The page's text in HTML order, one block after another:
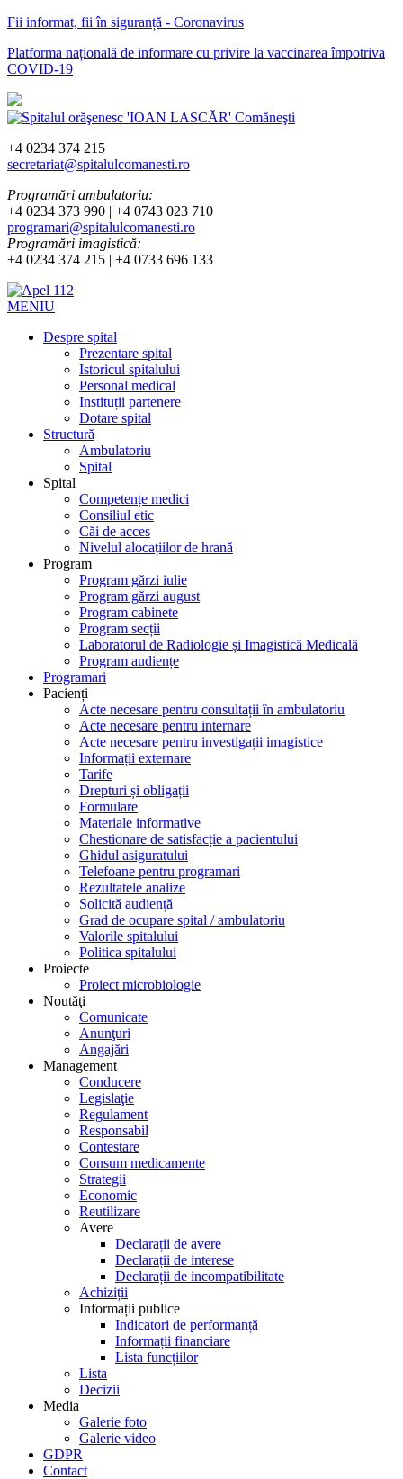
Fii informat, fii în siguranță - Coronavirus
Platforma națională de informare cu privire la vaccinarea împotriva
COVID-19
+4 0234 374 215
secretariat@spitalulcomanesti.ro
Programări ambulatoriu:
+4 0234 373 990 | +4 0743 023 710
programari@spitalulcomanesti.ro
Programări imagistică:
+4 0234 374 215 | +4 0733 696 133
MENIU
Despre spital
Prezentare spital
Istoricul spitalului
Personal medical
Instituții partenere
Dotare spital
Structură
Ambulatoriu
Spital
Spital
Competențe medici
Consiliul etic
Căi de acces
Nivelul alocațiilor de hrană
Program
Program gărzi iulie
Program gărzi august
Program cabinete
Program secții
Laboratorul de Radiologie și Imagistică Medicală
Program audiențe
Programari
Pacienți
Acte necesare pentru consultații în ambulatoriu
Acte necesare pentru internare
Acte necesare pentru investigații imagistice
Informații externare
Tarife
Drepturi și obligații
Formulare
Materiale informative
Chestionare de satisfacție a pacientului
Ghidul asiguratului
Telefoane pentru programari
Rezultatele analize
Solicită audiență
Grad de ocupare spital / ambulatoriu
Valorile spitalului
Politica spitalului
Proiecte
Proiect microbiologie
Noutăţi
Comunicate
Anunţuri
Angajări
Management
Conducere
Legislaţie
Regulament
Responsabil
Contestare
Consum medicamente
Strategii
Economic
Reutilizare
Avere
Declarații de avere
Declarații de interese
Declarații de incompatibilitate
Achiziții
Informații publice
Indicatori de performanță
Informații financiare
Lista funcțiilor
Lista
Decizii
Media
Galerie foto
Galerie video
GDPR
Contact